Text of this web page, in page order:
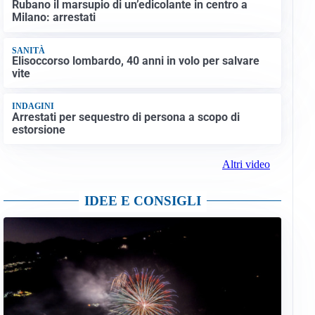
Rubano il marsupio di un’edicolante in centro a
Milano: arrestati
SANITÀ
Elisoccorso lombardo, 40 anni in volo per salvare
vite
INDAGINI
Arrestati per sequestro di persona a scopo di
estorsione
Altri video
IDEE E CONSIGLI